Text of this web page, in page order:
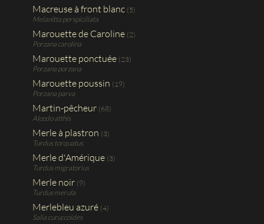
Macreuse à front blanc (5)
Melanitta perspicillata
Marouette de Caroline (2)
Porzana carolina
Marouette ponctuée (23)
Porzana porzana
Marouette poussin (19)
Porzana parva
Martin-pêcheur (68)
Alcedo atthis
Merle à plastron (3)
Turdus torquatus
Merle d'Amérique (3)
Turdus migratorius
Merle noir (9)
Turdus merula
Merlebleu azuré (4)
Salia curuccoides